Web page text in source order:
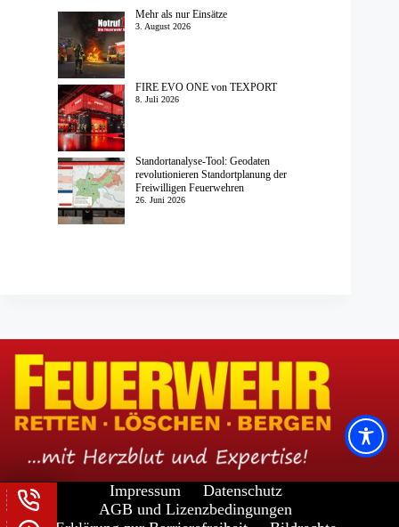
Mehr als nur Einsätze
3. August 2026
FIRE EVO ONE von TEXPORT
8. Juli 2026
Standortanalyse-Tool: Geodaten
revolutionieren Standortplanung der
Freiwilligen Feuerwehren
26. Juni 2026
Impressum
Datenschutz
AGB und Lizenzbedingungen